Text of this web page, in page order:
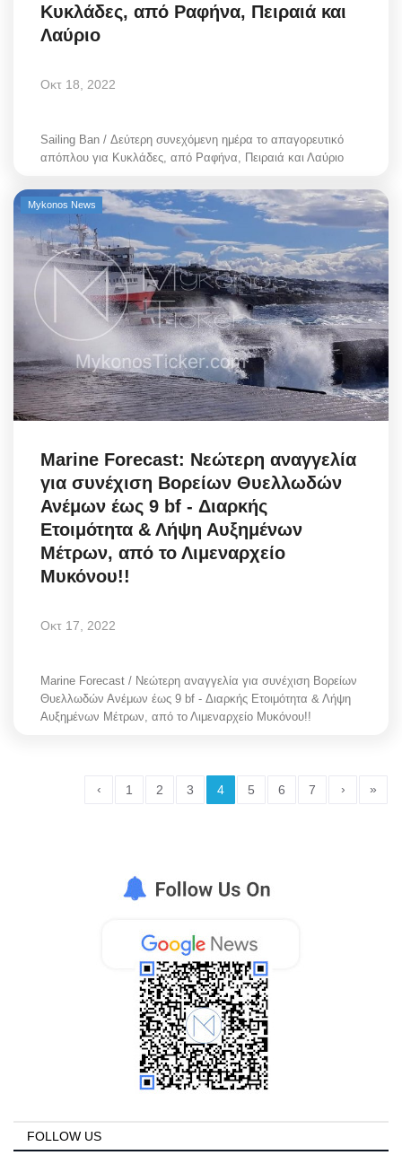
Κυκλάδες, από Ραφήνα, Πειραιά και
Λαύριο
Οκτ 18, 2022
Sailing Ban / Δεύτερη συνεχόμενη ημέρα το απαγορευτικό
απόπλου για Κυκλάδες, από Ραφήνα, Πειραιά και Λαύριο
Mykonos News
Marine Forecast: Νεώτερη αναγγελία
για συνέχιση Βορείων Θυελλωδών
Ανέμων έως 9 bf - Διαρκής
Ετοιμότητα & Λήψη Αυξημένων
Μέτρων, από το Λιμεναρχείο
Μυκόνου!!
Οκτ 17, 2022
Marine Forecast / Νεώτερη αναγγελία για συνέχιση Βορείων
Θυελλωδών Ανέμων έως 9 bf - Διαρκής Ετοιμότητα & Λήψη
Αυξημένων Μέτρων, από το Λιμεναρχείο Μυκόνου!!
‹ 1 2 3 4 5 6 7 › »
FOLLOW US